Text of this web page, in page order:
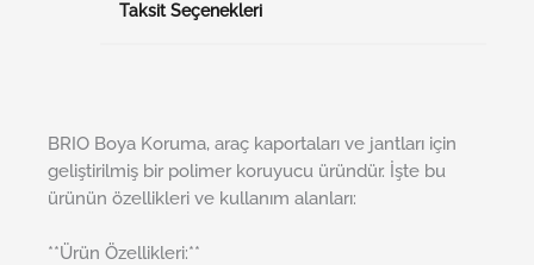
Taksit Seçenekleri
BRIO Boya Koruma, araç kaportaları ve jantları için
geliştirilmiş bir polimer koruyucu üründür. İşte bu
ürünün özellikleri ve kullanım alanları:
**Ürün Özellikleri:**